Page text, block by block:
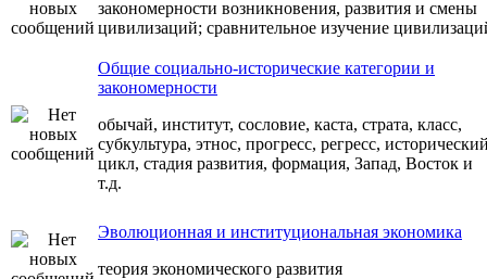
закономерности возникновения, развития и смены
цивилизаций; сравнительное изучение
Общие социально-исторические категории и
закономерности
обычай, институт, сословие, каста, страта, класс,
субкультура, этнос, прогресс, регресс,
цикл, стадия развития, формация, Запад, Восток и
т.д.
Эволюционная и институциональная экономика
теория экономического развития